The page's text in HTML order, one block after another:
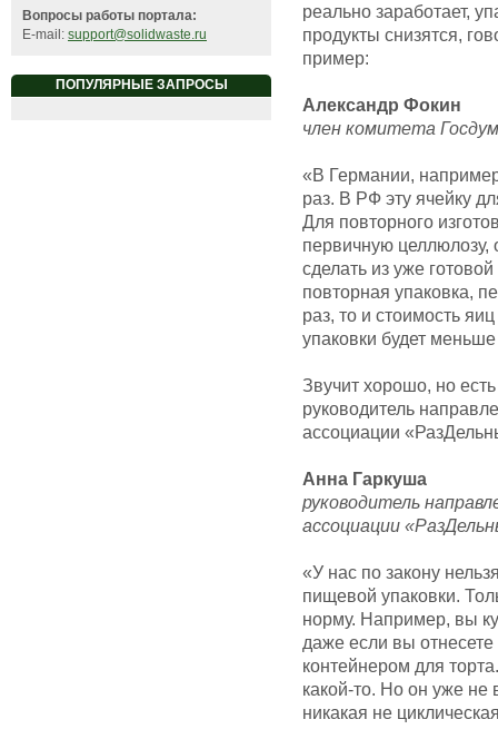
Вопросы работы портала:
E-mail: support@solidwaste.ru
ПОПУЛЯРНЫЕ ЗАПРОСЫ
реально заработает,
продукты снизятся,
пример:
Александр Фокин
член комитета
«В Германии,
раз. В РФ эту ячейку
Для повторного
первичную целлюлозу,
сделать из уже
повторная упаковка,
раз, то и стоимость
упаковки будет
Звучит хорошо, но
руководитель
ассоциации
Анна Гаркуша
руководитель
ассоциации
«У нас по закону
пищевой упаковки.
норму. Например, вы
даже если вы отнесете
контейнером для
какой-то. Но он уже не
никакая не